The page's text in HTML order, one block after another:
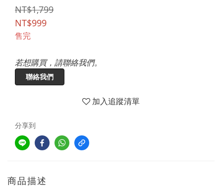
NT$1,799
NT$999
售完
若想購買，請聯絡我們。
聯絡我們
加入追蹤清單
分享到
商品描述